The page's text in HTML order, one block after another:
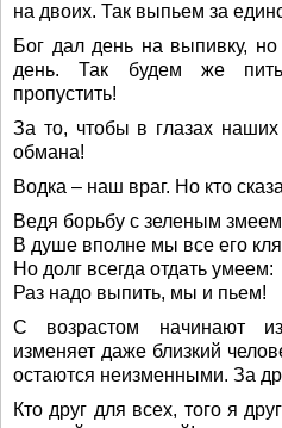
на двоих. Так выпьем за
Бог дал день на выпивку, но
день. Так будем же
пропустить!
За то, чтобы в глазах
обмана!
Водка – наш враг. Но кто
Ведя борьбу с зеленым
В душе вполне мы все его
Но долг всегда отдать умеем:
Раз надо выпить, мы и пьем!
С возрастом начинают
изменяет даже близкий
остаются неизменными. За
Кто друг для всех, того я